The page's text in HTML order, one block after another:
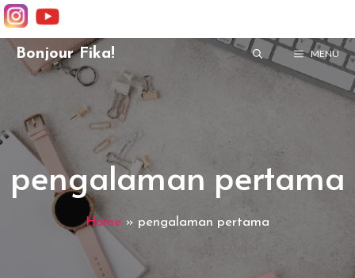
SkipBonjour Fika! MENU
pengalaman pertama
Home » pengalaman pertama